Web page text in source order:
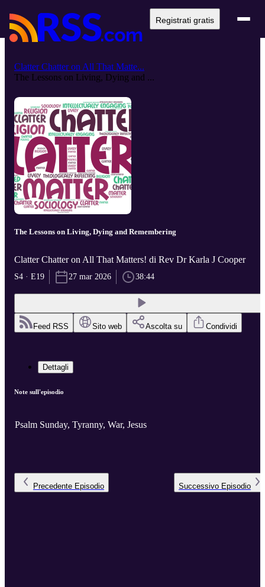
Registrati gratis
Clatter Chatter on All That Matte...
The Lessons on Living, Dying and ...
The Lessons on Living, Dying and Remembering
Clatter Chatter on All That Matters! di Rev Dr Karla J Cooper
S4 · E19 27 mar 2026 38:44
Feed RSS Sito web Ascolta su Condividi
Dettagli
Note sull'episodio
Psalm Sunday, Tyranny, War, Jesus
Precedente Episodio Successivo Episodio